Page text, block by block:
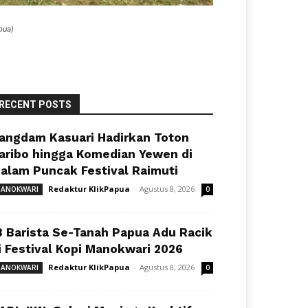
POSTS
Kasuari Hadirkan Toton
hingga Komedian Yewen di
Puncak Festival Raimuti
Redaktur KlikPapua - Agustus 8, 2026 0
Barista Se-Tanah Papua Adu Racik
Festival Kopi Manokwari 2026
Redaktur KlikPapua - Agustus 8, 2026 0